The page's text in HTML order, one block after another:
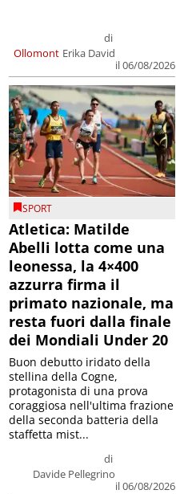
Ollomont
di
Erika David
il 06/08/2026
SPORT
Atletica: Matilde
Abelli lotta come una
leonessa, la 4×400
azzurra firma il
primato nazionale, ma
resta fuori dalla finale
dei Mondiali Under 20
di
Davide Pellegrino
il 06/08/2026
Buon debutto iridato della
stellina della Cogne,
protagonista di una prova
coraggiosa nell'ultima frazione
della seconda batteria della
staffetta mist...